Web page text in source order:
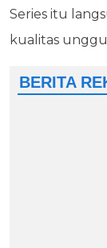
Series itu
kualitas